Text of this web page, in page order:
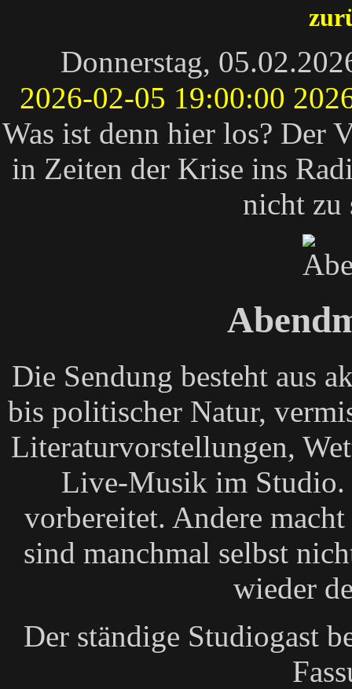
Donnerstag,
2026-02-05 19:00:00
Was ist denn hier los? Der
in Zeiten der Krise ins
nicht
Die Sendung besteht aus
bis politischer Natur,
Literaturvorstellungen,
Live-Musik im Studio.
vorbereitet. Andere
sind manchmal selbst
wieder
Der ständige Studiogast